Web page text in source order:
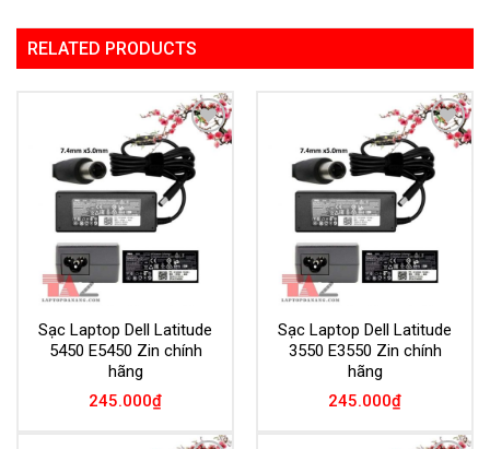
RELATED PRODUCTS
Add to
Wishlist
Sạc Laptop Dell Latitude
5450 E5450 Zin chính
hãng
245.000₫
Add to
Wishlist
Sạc Laptop Dell Latitude
3550 E3550 Zin chính
hãng
245.000₫